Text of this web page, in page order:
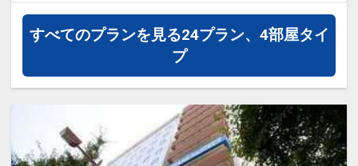
インターネットコース番号：DP-1-
17510241
すべてのプランを見る24プラン、4部屋タイ
プ